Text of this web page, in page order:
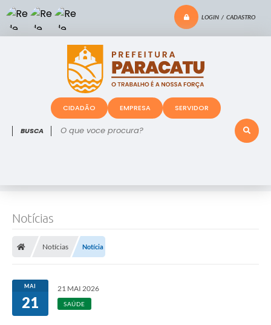
LOGIN / CADASTRO
O que voce procura?
CIDADÃO EMPRESA SERVIDOR
Notícias
Notícias Notícia
MAI
21
21 MAI 2026
SAÚDE